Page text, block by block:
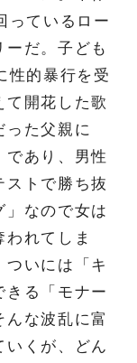
っているロー
ーだ。子ども
性的暴行を受
て開花した歌
った父親に
であり、男性
ストで勝ち抜
」なので女は
れてしま
ついには「キ
きる「モナー
んな波乱に富
いくが、どん